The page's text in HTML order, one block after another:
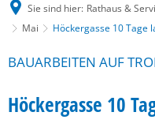
Sie sind hier: Rathaus &
Mai
Höckergasse 10 Tage
BAUARBEITEN AUF
Höckergasse 10